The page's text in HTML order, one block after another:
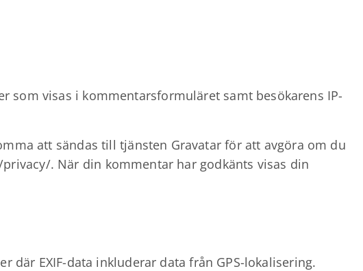
som visas i kommentarsformuläret samt besökarens IP-
att sändas till tjänsten Gravatar för att avgöra om du
. När din kommentar har godkänts visas din
EXIF-data inkluderar data från GPS-lokalisering.